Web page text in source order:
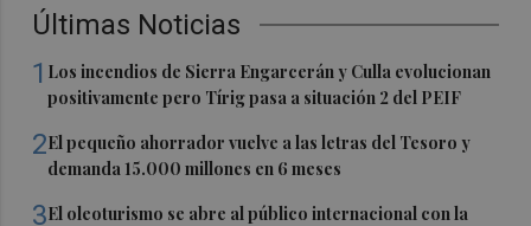
Últimas Noticias
1 Los incendios de Sierra Engarcerán y Culla evolucionan
positivamente pero Tírig pasa a situación 2 del PEIF
2El pequeño ahorrador vuelve a las letras del Tesoro y
demanda 15.000 millones en 6 meses
3El oleoturismo se abre al público internacional con la